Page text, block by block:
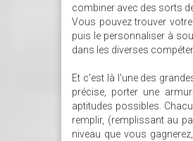
combiner avec des sorts
Vous pouvez trouver
puis le personnaliser à
dans les diverses
Et c'est là l'une des
précise, porter une
aptitudes possibles.
remplir, (remplissant au
niveau que vous